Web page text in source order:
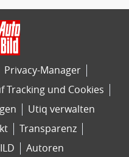
Privacy-Manager
Tracking und Cookies
Utiq verwalten
Transparenz
Autoren